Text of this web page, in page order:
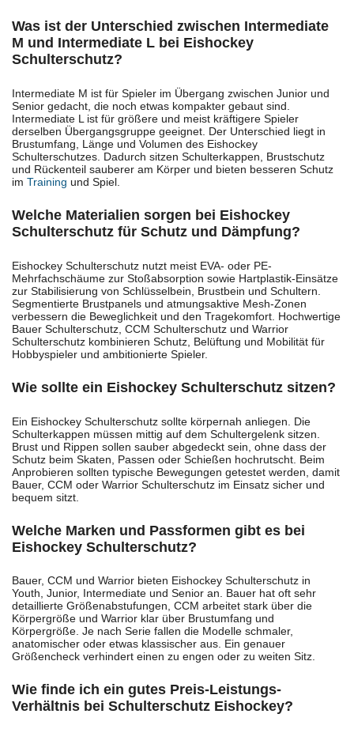
Was ist der Unterschied zwischen Intermediate
M und Intermediate L bei Eishockey
Schulterschutz?
Intermediate M ist für Spieler im Übergang zwischen Junior und
Senior gedacht, die noch etwas kompakter gebaut sind.
Intermediate L ist für größere und meist kräftigere Spieler
derselben Übergangsgruppe geeignet. Der Unterschied liegt in
Brustumfang, Länge und Volumen des Eishockey
Schulterschutzes. Dadurch sitzen Schulterkappen, Brustschutz
und Rückenteil sauberer am Körper und bieten besseren Schutz
im Training und Spiel.
Welche Materialien sorgen bei Eishockey
Schulterschutz für Schutz und Dämpfung?
Eishockey Schulterschutz nutzt meist EVA- oder PE-
Mehrfachschäume zur Stoßabsorption sowie Hartplastik-Einsätze
zur Stabilisierung von Schlüsselbein, Brustbein und Schultern.
Segmentierte Brustpanels und atmungsaktive Mesh-Zonen
verbessern die Beweglichkeit und den Tragekomfort. Hochwertige
Bauer Schulterschutz, CCM Schulterschutz und Warrior
Schulterschutz kombinieren Schutz, Belüftung und Mobilität für
Hobbyspieler und ambitionierte Spieler.
Wie sollte ein Eishockey Schulterschutz sitzen?
Ein Eishockey Schulterschutz sollte körpernah anliegen. Die
Schulterkappen müssen mittig auf dem Schultergelenk sitzen.
Brust und Rippen sollen sauber abgedeckt sein, ohne dass der
Schutz beim Skaten, Passen oder Schießen hochrutscht. Beim
Anprobieren sollten typische Bewegungen getestet werden, damit
Bauer, CCM oder Warrior Schulterschutz im Einsatz sicher und
bequem sitzt.
Welche Marken und Passformen gibt es bei
Eishockey Schulterschutz?
Bauer, CCM und Warrior bieten Eishockey Schulterschutz in
Youth, Junior, Intermediate und Senior an. Bauer hat oft sehr
detaillierte Größenabstufungen, CCM arbeitet stark über die
Körpergröße und Warrior klar über Brustumfang und
Körpergröße. Je nach Serie fallen die Modelle schmaler,
anatomischer oder etwas klassischer aus. Ein genauer
Größencheck verhindert einen zu engen oder zu weiten Sitz.
Wie finde ich ein gutes Preis-Leistungs-
Verhältnis bei Schulterschutz Eishockey?